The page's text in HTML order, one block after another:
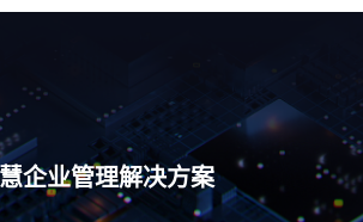
企业管理解决方案